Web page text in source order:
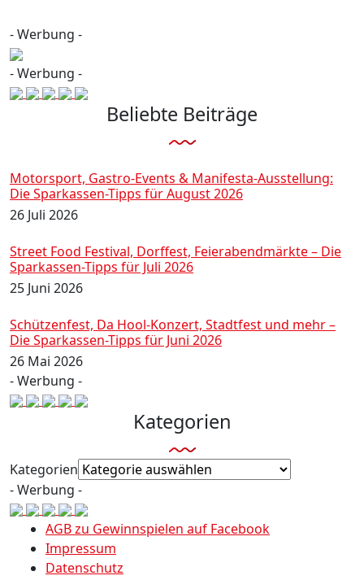
- Werbung -
- Werbung -
Beliebte Beiträge
Motorsport, Gastro-Events & Manifesta-Ausstellung:
Die Sparkassen-Tipps für August 2026
26 Juli 2026
Street Food Festival, Dorffest, Feierabendmärkte – Die
Sparkassen-Tipps für Juli 2026
25 Juni 2026
Schützenfest, Da Hool-Konzert, Stadtfest und mehr –
Die Sparkassen-Tipps für Juni 2026
26 Mai 2026
- Werbung -
Kategorien
Kategorien
- Werbung -
AGB zu Gewinnspielen auf Facebook
Impressum
Datenschutz